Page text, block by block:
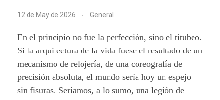
L
a
c
a
l
12 de May de 2026 General
En el principio no fue la perfección, sino el titubeo.
Si la arquitectura de la vida fuese el resultado de un
mecanismo de relojería, de una coreografía de
precisión absoluta, el mundo sería hoy un espejo
sin fisuras. Seríamos, a lo sumo, una legión de